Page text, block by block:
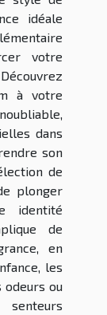
idéale
votre
à votre
dans
son
de
plonger
identité
de
en
les
odeurs ou